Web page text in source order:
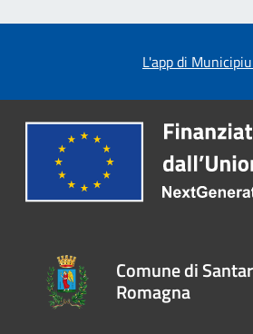
L'app di
Comune di
Romagna